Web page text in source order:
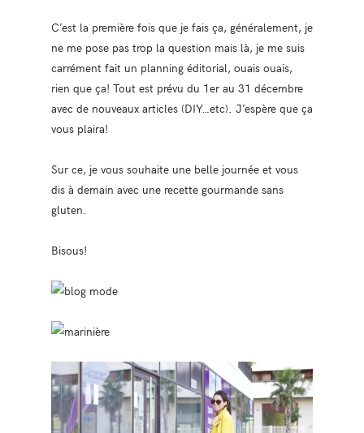
C’est la première fois que je fais ça, généralement, je
ne me pose pas trop la question mais là, je me suis
carrément fait un planning éditorial, ouais ouais,
rien que ça! Tout est prévu du 1er au 31 décembre
avec de nouveaux articles (DIY…etc). J’espère que ça
vous plaira!
Sur ce, je vous souhaite une belle journée et vous
dis à demain avec une recette gourmande sans
gluten.
Bisous!